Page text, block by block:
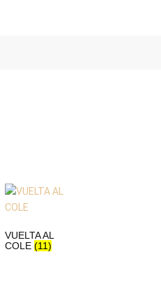
VUELTA AL
COLE (11)